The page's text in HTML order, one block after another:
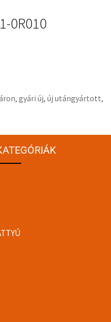
0R010
gyári új, új utángyártott,